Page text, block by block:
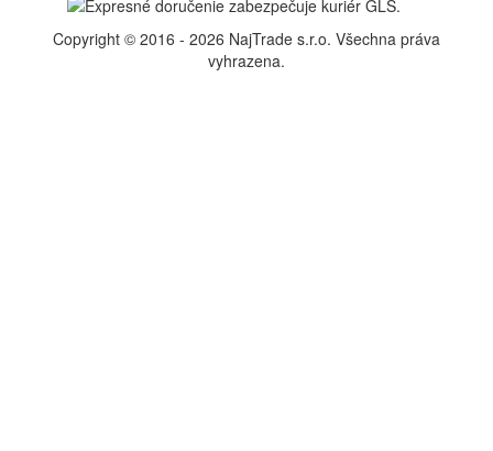
Copyright © 2016 - 2026 NajTrade s.r.o. Všechna práva
vyhrazena.